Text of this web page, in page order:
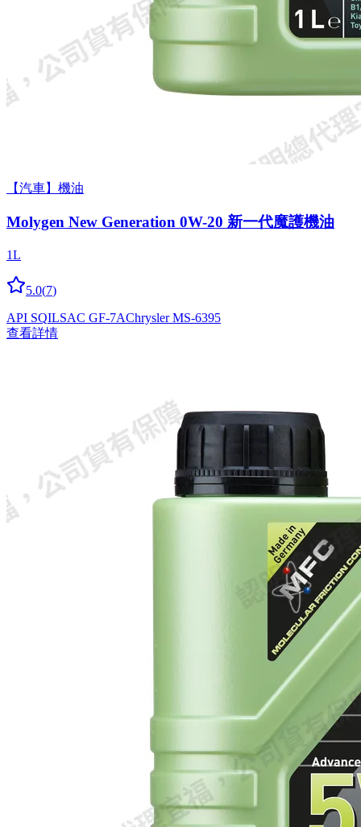
【汽車】機油
Molygen New Gener­a­tion 0W-20 新一代魔護機油
1L
5.0(7)
API SQILSAC GF-7AChrysler MS-6395
查看詳情